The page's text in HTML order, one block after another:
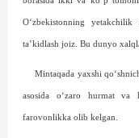
O‘zbekistonning
ta’kidlash joiz. Bu dunyo
Mintaqada yaxshi
asosida o‘zaro hurmat va
farovonlikka olib kelgan.